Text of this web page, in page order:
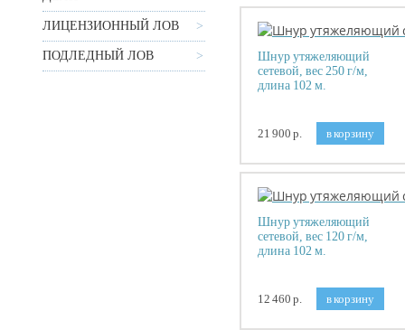
ЛИЦЕНЗИОННЫЙ ЛОВ
ПОДЛЕДНЫЙ ЛОВ
Шнур утяжеляющий
сетевой, вес 250 г/м,
длина 102 м.
21 900 р. в корзину
Шнур утяжеляющий
сетевой, вес 120 г/м,
длина 102 м.
12 460 р. в корзину